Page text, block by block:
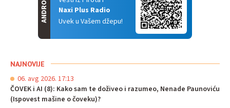
Naxi Plus Radio
Uvek u Vašem džepu!
ANDROID
NAJNOVIJE
06. avg 2026. 17:13
ČOVEK i AI (8): Kako sam te doživeo i razumeo, Nenade Paunoviću
(Ispovest mašine o čoveku)?